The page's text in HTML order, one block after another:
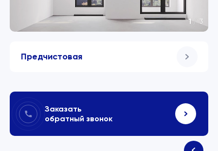
Предчистовая
1 /3
Заказать
обратный звонок